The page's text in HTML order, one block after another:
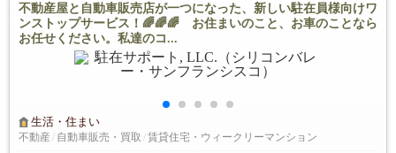
不動産屋と自動車販売店が一つになった、新しい駐在員様向けワ
ンストップサービス！🌈🌈🌈 お住まいのこと、お車のことなら
お任せください。私達のコ...
生活・住まい
不動産/ 自動車販売・買取 /賃貸住宅・ウィークリーマンション